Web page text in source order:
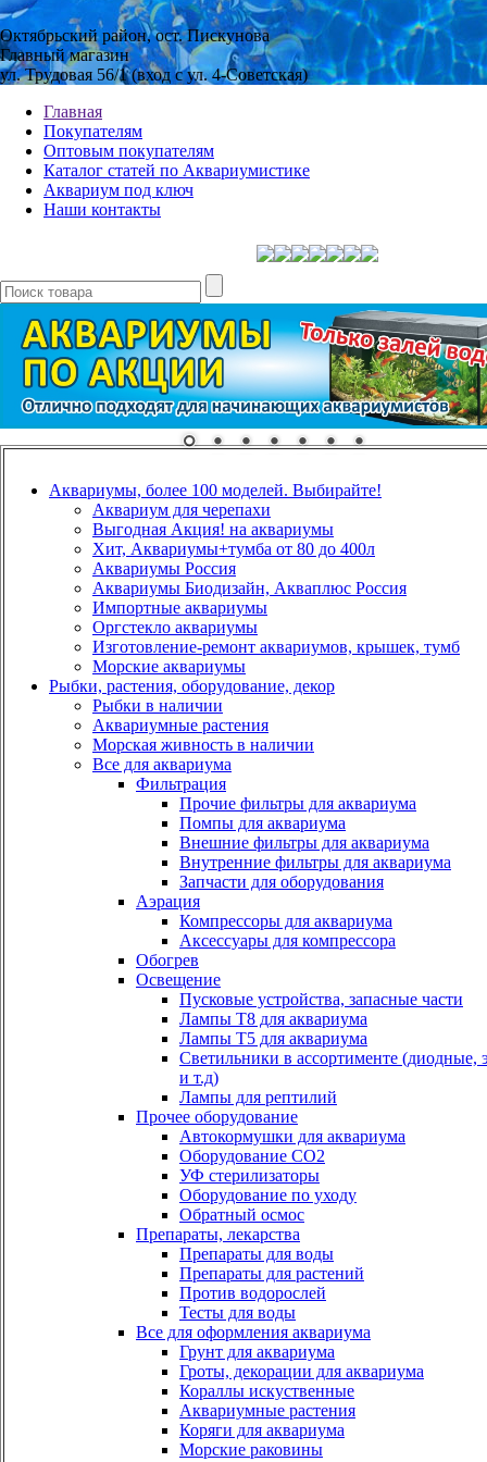
Октябрьский район, ост. Пискунова
Главный магазин
ул. Трудовая 56/1 (вход с ул. 4-Советская)
Главная
Покупателям
Оптовым покупателям
Каталог статей по Аквариумистике
Аквариум под ключ
Наши контакты
Аквариумы, более 100 моделей. Выбирайте!
Аквариум для черепахи
Выгодная Акция! на аквариумы
Хит, Аквариумы+тумба от 80 до 400л
Аквариумы Россия
Аквариумы Биодизайн, Акваплюс Россия
Импортные аквариумы
Оргстекло аквариумы
Изготовление-ремонт аквариумов, крышек, тумб
Морские аквариумы
Рыбки, растения, оборудование, декор
Рыбки в наличии
Аквариумные растения
Морская живность в наличии
Все для аквариума
Фильтрация
Прочие фильтры для аквариума
Помпы для аквариума
Внешние фильтры для аквариума
Внутренние фильтры для аквариума
Запчасти для оборудования
Аэрация
Компрессоры для аквариума
Аксессуары для компрессора
Обогрев
Освещение
Пусковые устройства, запасные части
Лампы Т8 для аквариума
Лампы Т5 для аквариума
Светильники в ассортименте (диодные,
и т.д)
Лампы для рептилий
Прочее оборудование
Автокормушки для аквариума
Оборудование СО2
УФ стерилизаторы
Оборудование по уходу
Обратный осмос
Препараты, лекарства
Препараты для воды
Препараты для растений
Против водорослей
Тесты для воды
Все для оформления аквариума
Грунт для аквариума
Гроты, декорации для аквариума
Кораллы искуственные
Аквариумные растения
Коряги для аквариума
Морские раковины